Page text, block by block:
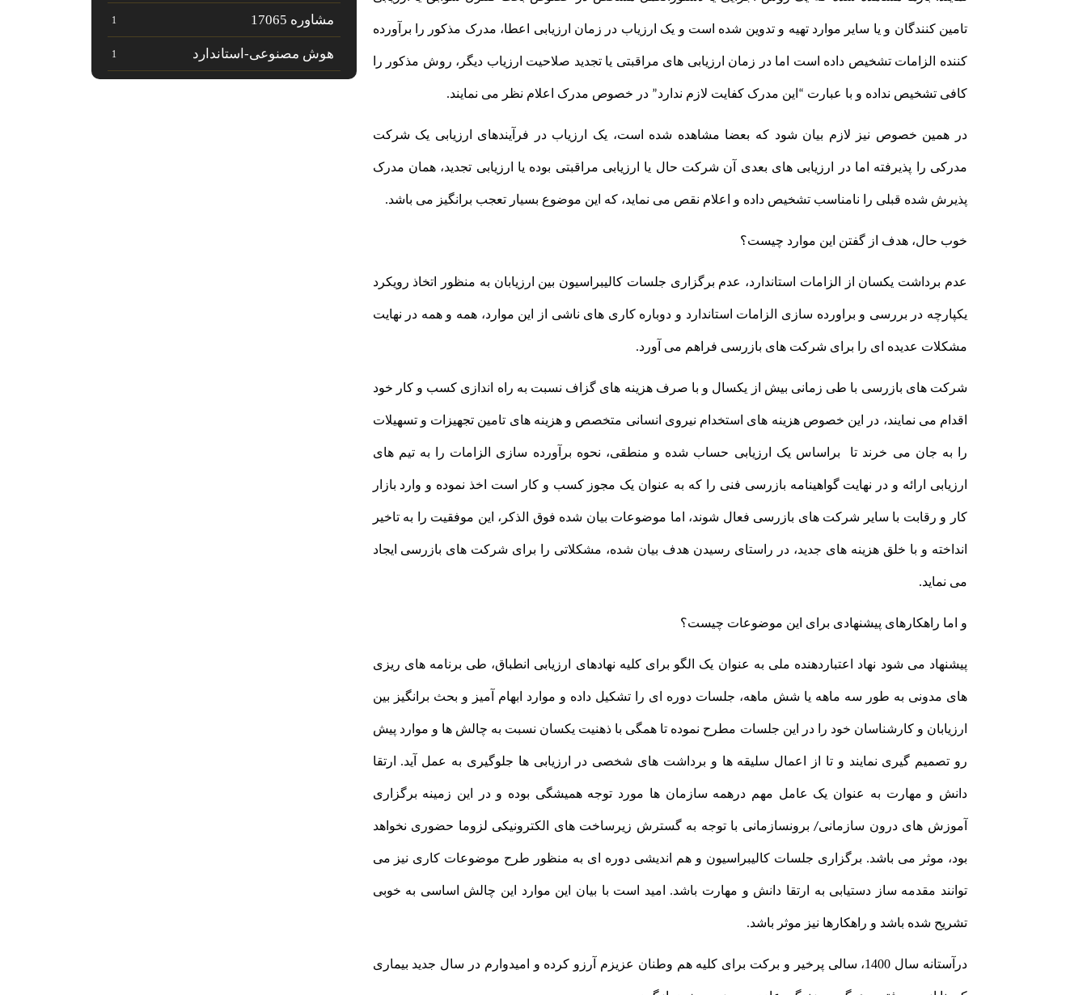
تامین کنندگان و یا سایر موارد تهیه و تدوین شده است و یک ارزیاب در زمان ارزیابی اعطا، مدرک مذکور را برآورده
کننده الزامات تشخیص داده است اما در زمان ارزیابی های مراقبتی یا تجدید صلاحیت ارزیاب دیگر، روش مذکور را
کافی تشخیص نداده و با عبارت “این مدرک کفایت لازم ندارد” در خصوص مدرک اعلام نظر می نمایند.
در همین خصوص نیز لازم بیان شود که بعضا مشاهده شده است، یک ارزیاب در فرآیندهای ارزیابی یک شرکت
مدرکی را پذیرفته اما در ارزیابی های بعدی آن شرکت حال یا ارزیابی مراقبتی بوده یا ارزیابی تجدید، همان مدرک
پذیرش شده قبلی را نامناسب تشخیص داده و اعلام نقص می نماید، که این موضوع بسیار تعجب برانگیز می باشد.
خوب حال، هدف از گفتن این موارد چیست؟
عدم برداشت یکسان از الزامات استاندارد، عدم برگزاری جلسات کالیبراسیون بین ارزیابان به منظور اتخاذ رویکرد
یکپارچه در بررسی و براورده سازی الزامات استاندارد و دوباره کاری های ناشی از این موارد، همه و همه در نهایت
مشکلات عدیده ای را برای شرکت های بازرسی فراهم می آورد.
شرکت های بازرسی با طی زمانی بیش از یکسال و با صرف هزینه های گزاف نسبت به راه اندازی کسب و کار خود
اقدام می نمایند، در این خصوص هزینه های استخدام نیروی انسانی متخصص و هزینه های تامین تجهیزات و تسهیلات
را به جان می خرند تا براساس یک ارزیابی حساب شده و منطقی، نحوه برآورده سازی الزامات را به تیم های
ارزیابی ارائه و در نهایت گواهینامه بازرسی فنی را که به عنوان یک مجوز کسب و کار است اخذ نموده و وارد بازار
کار و رقابت با سایر شرکت های بازرسی فعال شوند، اما موضوعات بیان شده فوق الذکر، این موفقیت را به تاخیر
انداخته و با خلق هزینه های جدید، در راستای رسیدن هدف بیان شده، مشکلاتی را برای شرکت های بازرسی ایجاد
می نماید.
و اما راهکارهای پیشنهادی برای این موضوعات چیست؟
پیشنهاد می شود نهاد اعتباردهنده ملی به عنوان یک الگو برای کلیه نهادهای ارزیابی انطباق، طی برنامه های ریزی
های مدونی به طور سه ماهه یا شش ماهه، جلسات دوره ای را تشکیل داده و موارد ابهام آمیز و بحث برانگیز بین
ارزیابان و کارشناسان خود را در این جلسات مطرح نموده تا همگی با ذهنیت یکسان نسبت به چالش ها و موارد پیش
رو تصمیم گیری نمایند و تا از اعمال سلیقه ها و برداشت های شخصی در ارزیابی ها جلوگیری به عمل آید. ارتقا
دانش و مهارت به عنوان یک عامل مهم درهمه سازمان ها مورد توجه همیشگی بوده و در این زمینه برگزاری
آموزش های درون سازمانی/ برونسازمانی با توجه به گسترش زیرساخت های الکترونیکی لزوما حضوری نخواهد
بود، موثر می باشد. برگزاری جلسات کالیبراسیون و هم اندیشی دوره ای به منظور طرح موضوعات کاری نیز می
توانند مقدمه ساز دستیابی به ارتقا دانش و مهارت باشد. امید است با بیان این موارد این چالش اساسی به خوبی
تشریح شده باشد و راهکارها نیز موثر باشد.
درآستانه سال 1400، سالی پرخیر و برکت برای کلیه هم وطنان عزیزم آرزو کرده و امیدوارم در سال جدید بیماری
مشاوره 17065 1
هوش مصنوعی-استاندارد 1